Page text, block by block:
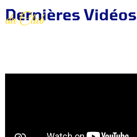
Dernières Vidéos
du Club